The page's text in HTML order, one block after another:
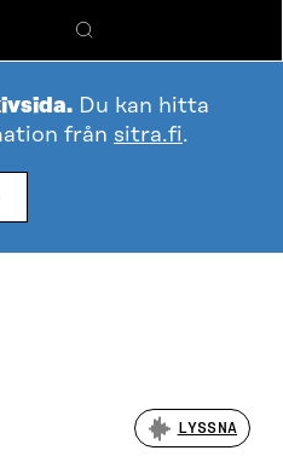
Sök
Du kan hitta
från sitra.fi.
LYSSNA